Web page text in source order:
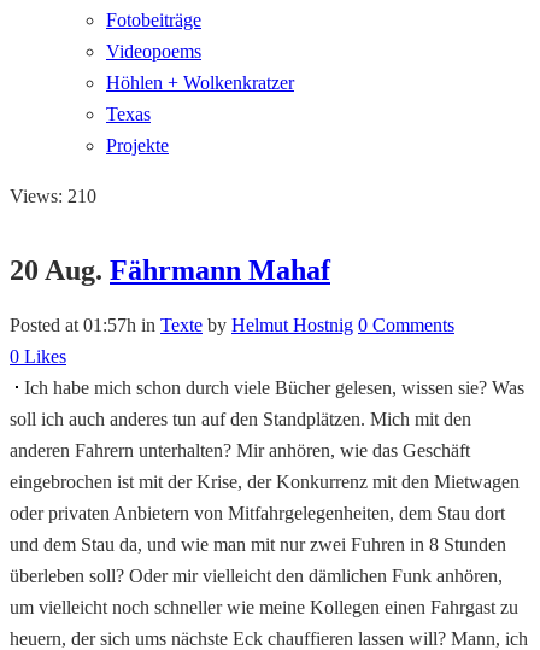
Fotobeiträge
Videopoems
Höhlen + Wolkenkratzer
Texas
Projekte
Views: 210
20 Aug. Fährmann Mahaf
Posted at 01:57h in Texte by Helmut Hostnig 0 Comments
0 Likes
Ich habe mich schon durch viele Bücher gelesen, wissen sie? Was
soll ich auch anderes tun auf den Standplätzen. Mich mit den
anderen Fahrern unterhalten? Mir anhören, wie das Geschäft
eingebrochen ist mit der Krise, der Konkurrenz mit den Mietwagen
oder privaten Anbietern von Mitfahrgelegenheiten, dem Stau dort
und dem Stau da, und wie man mit nur zwei Fuhren in 8 Stunden
überleben soll? Oder mir vielleicht den dämlichen Funk anhören,
um vielleicht noch schneller wie meine Kollegen einen Fahrgast zu
heuern, der sich ums nächste Eck chauffieren lassen will? Mann, ich